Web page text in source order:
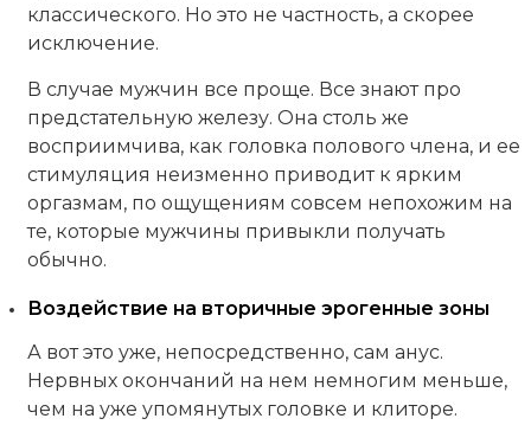
классического. Но это не частность, а скорее
исключение.
В случае мужчин все проще. Все знают про
предстательную железу. Она столь же
восприимчива, как головка полового члена, и ее
стимуляция неизменно приводит к ярким
оргазмам, по ощущениям совсем непохожим на
те, которые мужчины привыкли получать
обычно.
Воздействие на вторичные эрогенные зоны
А вот это уже, непосредственно, сам анус.
Нервных окончаний на нем немногим меньше,
чем на уже упомянутых головке и клиторе.